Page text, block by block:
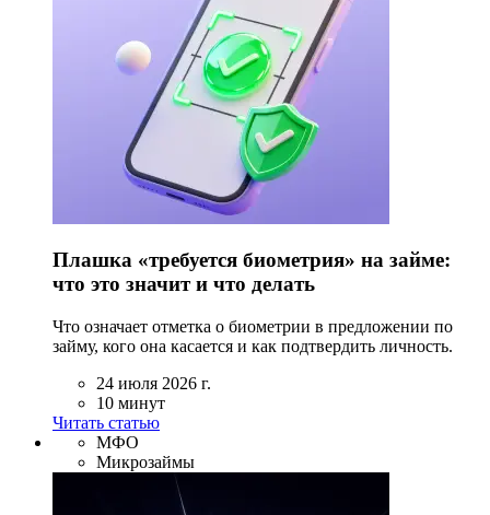
Плашка «требуется биометрия» на займе:
что это значит и что делать
Что означает отметка о биометрии в предложении по
займу, кого она касается и как подтвердить личность.
24 июля 2026 г.
10 минут
Читать статью
МФО
Микрозаймы